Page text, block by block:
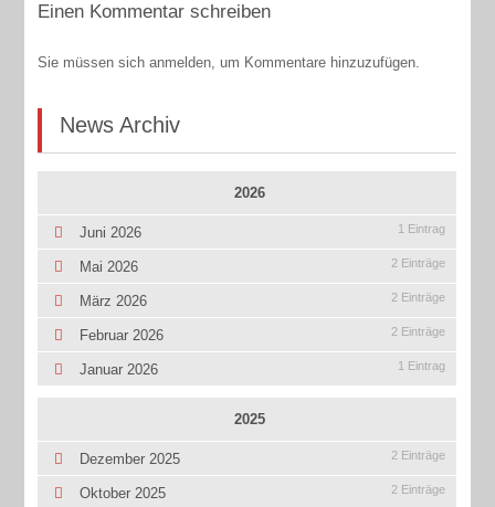
Einen Kommentar schreiben
Sie müssen sich anmelden, um Kommentare hinzuzufügen.
News Archiv
2026
Juni 2026 1 Eintrag
Mai 2026 2 Einträge
März 2026 2 Einträge
Februar 2026 2 Einträge
Januar 2026 1 Eintrag
2025
Dezember 2025 2 Einträge
Oktober 2025 2 Einträge